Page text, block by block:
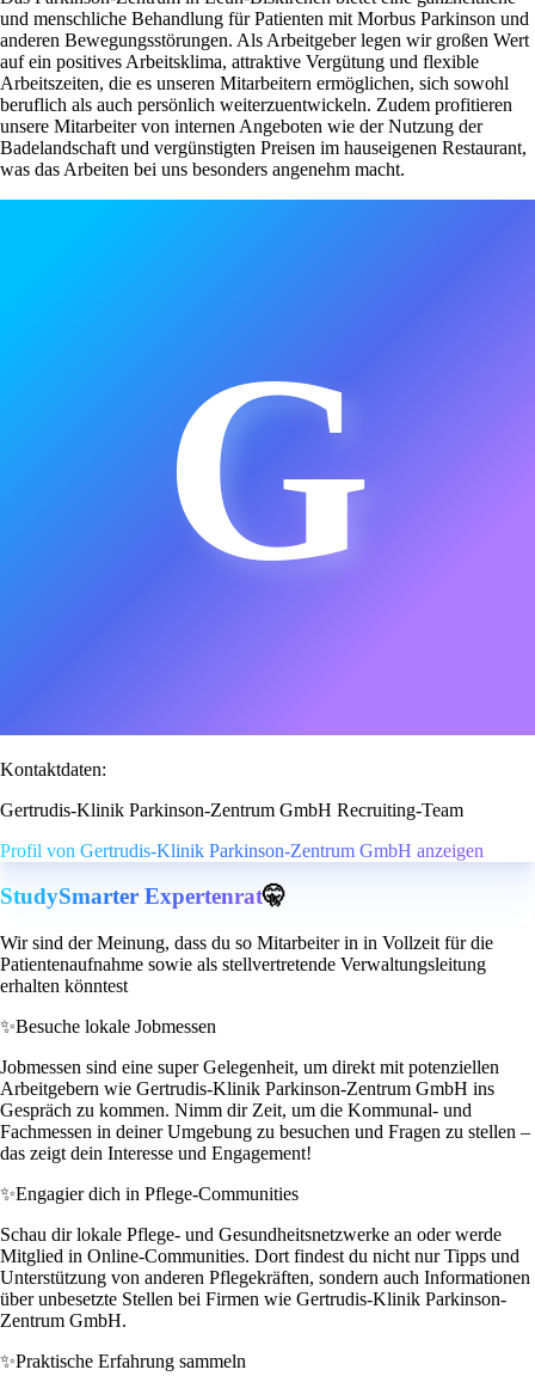
und menschliche Behandlung für Patienten mit Morbus Parkinson und
anderen Bewegungsstörungen. Als Arbeitgeber legen wir großen Wert
auf ein positives Arbeitsklima, attraktive Vergütung und flexible
Arbeitszeiten, die es unseren Mitarbeitern ermöglichen, sich sowohl
beruflich als auch persönlich weiterzuentwickeln. Zudem profitieren
unsere Mitarbeiter von internen Angeboten wie der Nutzung der
Badelandschaft und vergünstigten Preisen im hauseigenen Restaurant,
was das Arbeiten bei uns besonders angenehm macht.
G
Kontaktdaten:
Gertrudis-Klinik Parkinson-Zentrum GmbH Recruiting-Team
Profil von Gertrudis-Klinik Parkinson-Zentrum GmbH anzeigen
StudySmarter Expertenrat🤫
Wir sind der Meinung, dass du so Mitarbeiter in in Vollzeit für die
Patientenaufnahme sowie als stellvertretende Verwaltungsleitung
erhalten könntest
✨Besuche lokale Jobmessen
Jobmessen sind eine super Gelegenheit, um direkt mit potenziellen
Arbeitgebern wie Gertrudis-Klinik Parkinson-Zentrum GmbH ins
Gespräch zu kommen. Nimm dir Zeit, um die Kommunal- und
Fachmessen in deiner Umgebung zu besuchen und Fragen zu stellen –
das zeigt dein Interesse und Engagement!
✨Engagier dich in Pflege-Communities
Schau dir lokale Pflege- und Gesundheitsnetzwerke an oder werde
Mitglied in Online-Communities. Dort findest du nicht nur Tipps und
Unterstützung von anderen Pflegekräften, sondern auch Informationen
über unbesetzte Stellen bei Firmen wie Gertrudis-Klinik Parkinson-
Zentrum GmbH.
✨Praktische Erfahrung sammeln